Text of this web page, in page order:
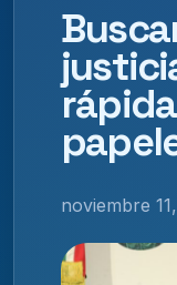
noviembre